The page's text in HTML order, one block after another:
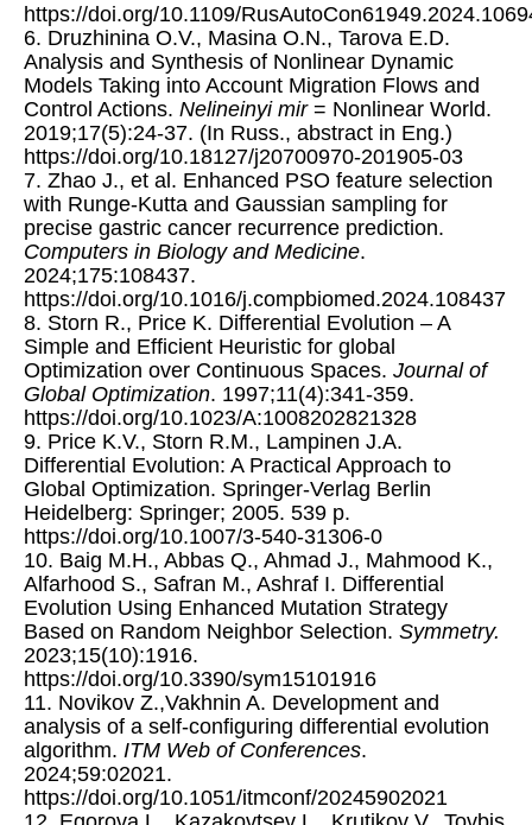
https://doi.org/10.1109/
6. Druzhinina O.V., Masina O.N., Tarova E.D.
Analysis and Synthesis of Nonlinear Dynamic
Models Taking into Account Migration Flows and
Control Actions. Nelineinyi mir= Nonlinear World.
2019;17(5):24-37. (In Russ., abstract in Eng.)
https://doi.org/10.18127/j20700970-201905-03
7. Zhao J., et al. Enhanced PSO feature selection
with Runge-Kutta and Gaussian sampling for
precise gastric cancer recurrence prediction.
Computers in Biology and Medicine.
2024;175:108437.
https://doi.org/10.1016/j.compbiomed.2024.108437
8. Storn R., Price K. Differential Evolution – A
Simple and Efficient Heuristic for global
Optimization over Continuous Spaces. Journal of
Global Optimization. 1997;11(4):341-359.
https://doi.org/10.1023/A:1008202821328
9. Price K.V., Storn R.M., Lampinen J.A.
Differential Evolution: A Practical Approach to
Global Optimization. Springer-Verlag Berlin
Heidelberg: Springer; 2005. 539 p.
https://doi.org/10.1007/3-540-31306-0
10. Baig M.H., Abbas Q., Ahmad J., Mahmood K.,
Alfarhood S., Safran M., Ashraf I. Differential
Evolution Using Enhanced Mutation Strategy
Based on Random Neighbor Selection. Symmetry.
2023;15(10):1916.
https://doi.org/10.3390/sym15101916
11. Novikov Z.,Vakhnin A. Development and
analysis of a self-configuring differential evolution
algorithm. ITM Web of Conferences.
2024;59:02021.
https://doi.org/10.1051/itmconf/20245902021